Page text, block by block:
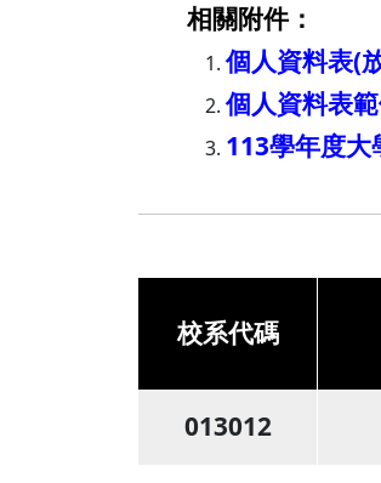
相關附件：
個人資料表(
個人資料表
113學年度大
校系代碼
013012